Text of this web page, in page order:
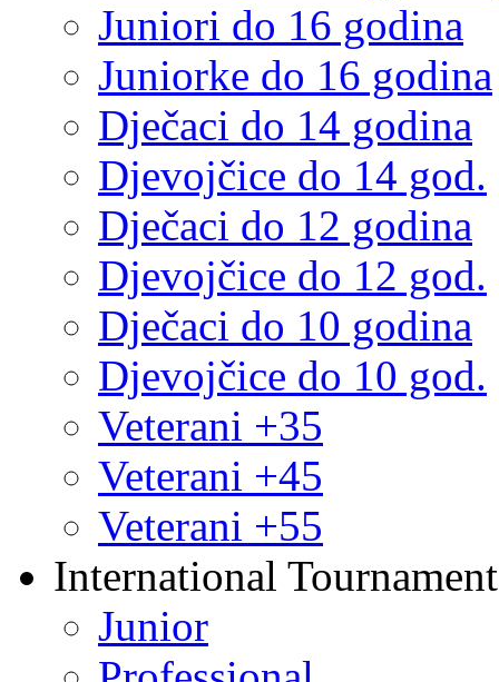
Juniori do 16 godina
Juniorke do 16 godina
Dječaci do 14 godina
Djevojčice do 14 god.
Dječaci do 12 godina
Djevojčice do 12 god.
Dječaci do 10 godina
Djevojčice do 10 god.
Veterani +35
Veterani +45
Veterani +55
International
Junior